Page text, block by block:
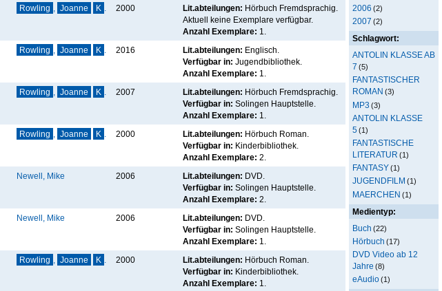
2006 (2)
2007 (2)
Schlagwort:
ANTOLIN KLASSE AB
7 (5)
FANTASTISCHER
ROMAN (3)
MP3 (3)
ANTOLIN KLASSE
5(1)
FANTASTISCHE
LITERATUR (1)
FANTASY(1)
JUGENDFILM (1)
MAERCHEN (1)
Medientyp:
Buch (22)
Hörbuch (17)
DVD Video ab 12
Jahre (8)
eAudio(1)
Rowling Joanne K 2000 Lit.abteilungen: Hörbuch Fremdsprachig.
Aktuell keine Exemplare verfügbar.
Anzahl Exemplare: 1.
Rowling Joanne K 2016 Lit.abteilungen: Englisch.
Verfügbar in: Jugendbibliothek
Anzahl Exemplare: 1.
Rowling Joanne K 2007 Lit.abteilungen: Hörbuch Fremdsprachig.
Verfügbar in: Solingen Hauptstelle
Anzahl Exemplare: 1.
Rowling Joanne K 2000 Lit.abteilungen: Hörbuch Roman.
Verfügbar in: Kinderbibliothek
Anzahl Exemplare: 2.
Newell, Mike 2006 Lit.abteilungen: DVD.
Verfügbar in: Solingen Hauptstelle
Anzahl Exemplare: 2.
Newell, Mike 2006 Lit.abteilungen: DVD.
Verfügbar in: Solingen Hauptstelle
Anzahl Exemplare: 1.
Rowling Joanne K 2000 Lit.abteilungen: Hörbuch Roman.
Verfügbar in: Kinderbibliothek
Anzahl Exemplare: 1.